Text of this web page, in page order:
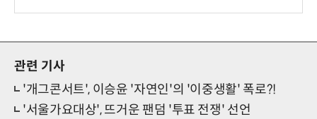
관련 기사
'개그콘서트', 이승윤 '자연인'의 '이중생활' 폭로?!
'서울가요대상', 뜨거운 팬덤 '투표 전쟁' 선언